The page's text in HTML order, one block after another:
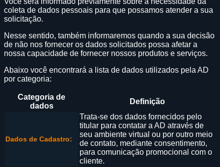
coleta de dados pessoais para que possamos atender a sua
solicitação.
Nesse sentido, também informaremos quando a sua decisão
de não nos fornecer os dados solicitados possa afetar a
nossa capacidade de fornecer nossos produtos e serviços.
Abaixo você encontrará a lista de dados utilizados pela AD
por categoria:
Categoria de
dados
Definição
Dados de Cadastro:
Trata-se dos dados fornecidos pelo
titular para contatar a AD através de
seu ambiente virtual ou por outro meio
de contato, mediante consentimento,
para comunicação promocional com o
cliente.